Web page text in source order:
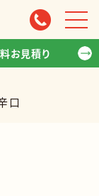
お見積り
口